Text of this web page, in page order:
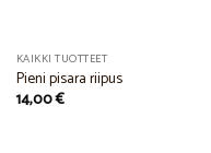
KAIKKI TUOTTEET
Pieni pisara riipus
14,00€